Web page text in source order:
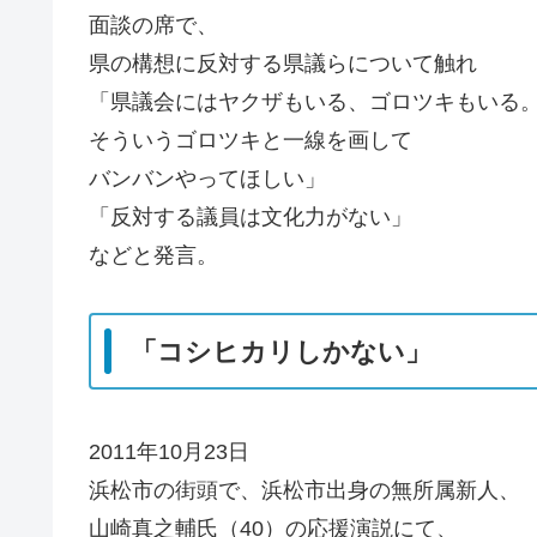
面談の席で、
県の構想に反対する県議らについて触れ
「県議会にはヤクザもいる、ゴロツキもいる
そういうゴロツキと一線を画して
バンバンやってほしい」
「反対する議員は文化力がない」
などと発言。
「コシヒカリしかない」
2011年10月23日
浜松市の街頭で、浜松市出身の無所属新人、
山崎真之輔氏（40）の応援演説にて、